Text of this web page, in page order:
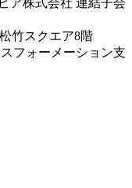
竹スクエア8階
フォーメーション支